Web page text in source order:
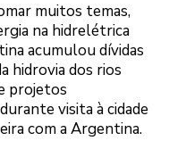
muitos temas,
na hidrelétrica
acumulou dívidas
hidrovia dos rios
projetos
visita à cidade
com a Argentina.